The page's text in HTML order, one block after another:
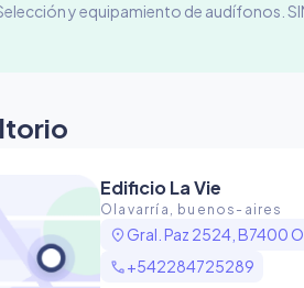
y equipamiento de audífonos. SIN
Edificio La Vie
Olavarría, buenos-aires
location_on Gral. Paz 2524, B7400
call+542284725289